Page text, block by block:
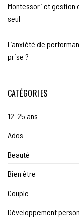
Montessori et gestion
seul
L’anxiété de
prise ?
CATÉGORIES
12-25 ans
Ados
Beauté
Bien être
Couple
Développement